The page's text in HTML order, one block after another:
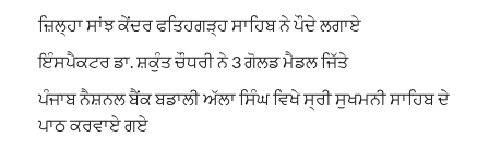
ਜ਼ਿਲ੍ਹਾ ਸਾਂਝ ਕੇਂਦਰ ਫਤਿਹਗੜ੍ਹ ਸਾਹਿਬ ਨੇ ਪੌਦੇ ਲਗਾਏ
ਇੰਸਪੈਕਟਰ ਡਾ. ਸ਼ਕੁੰਤ ਚੌਧਰੀ ਨੇ 3 ਗੋਲਡ ਮੈਡਲ ਜਿੱਤੇ
ਪੰਜਾਬ ਨੈਸ਼ਨਲ ਬੈਂਕ ਬਡਾਲੀ ਅੱਲਾ ਸਿੰਘ ਵਿਖੇ ਸ੍ਰੀ ਸੁਖਮਨੀ ਸਾਹਿਬ ਦੇ
ਪਾਠ ਕਰਵਾਏ ਗਏ